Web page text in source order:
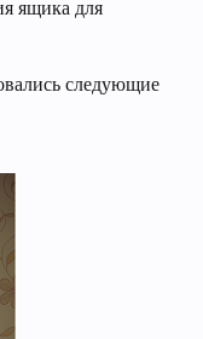
помогает
нужный
системы.
ящика для
следующие